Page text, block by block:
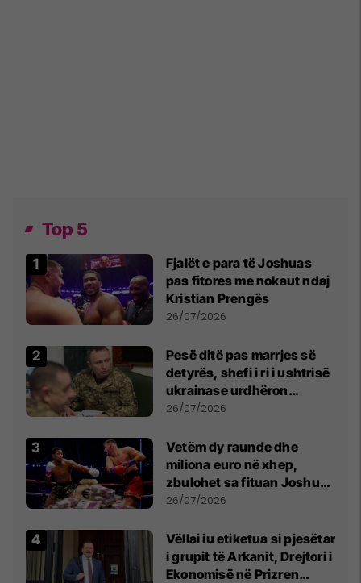
Top 5
Fjalët e para të Joshuas
pas fitores me nokaut ndaj
Kristian Prengës
26/07/2026
Pesë ditë pas marrjes së
detyrës, shefi i ri i ushtrisë
ukrainase urdhëron
kontroll të madh
26/07/2026
Vetëm dy raunde dhe
miliona euro në xhep,
zbulohet sa fituan Joshua
e Prenga
26/07/2026
Vëllai iu etiketua si pjesëtar
i grupit të Arkanit, Drejtori i
Ekonomisë në Prizren